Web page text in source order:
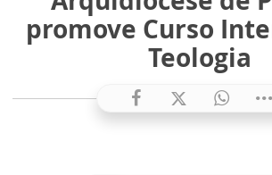
promove Curso
Teologia